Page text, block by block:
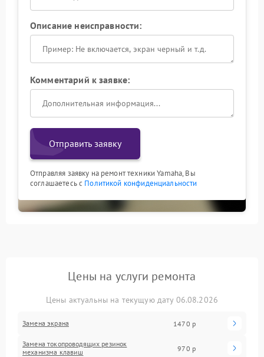
Описание неисправности:
Комментарий к заявке:
Отправить заявку
Отправляя заявку на ремонт техники Yamaha, Вы
соглашаетесь с Политикой конфиденциальности
Цены на услуги ремонта
Цены актуальны на текущую дату 06.08.2026
Замена экрана 1470 р
Замена токопроводящих резинок
механизма клавиш
970 р